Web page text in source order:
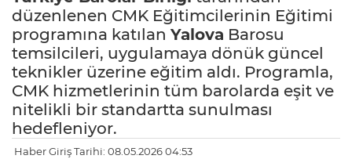
düzenlenen CMK Eğitimcilerinin Eğitimi
programına katılan Yalova Barosu
temsilcileri, uygulamaya dönük güncel
teknikler üzerine eğitim aldı. Programla,
CMK hizmetlerinin tüm barolarda eşit ve
nitelikli bir standartta sunulması
hedefleniyor.
Haber Giriş Tarihi: 08.05.2026 04:53